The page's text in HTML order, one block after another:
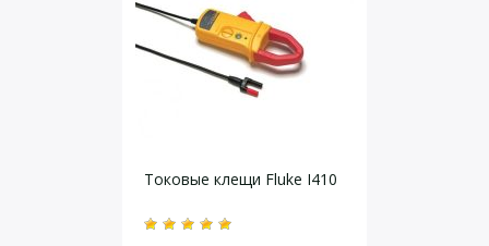
Токовые клещи Fluke I410